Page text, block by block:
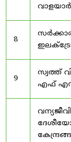
വാളയാർ
8
9
സ്വത്ത്
എഫ്